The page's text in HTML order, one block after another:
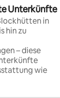
Unterkünfte
in
hin zu
– diese
wie